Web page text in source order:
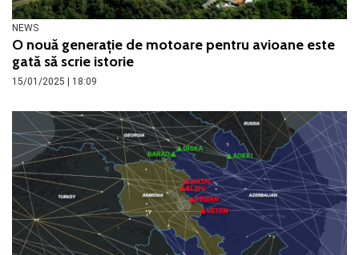
NEWS
O nouă generație de motoare pentru avioane este
gată să scrie istorie
15/01/2025 | 18:09